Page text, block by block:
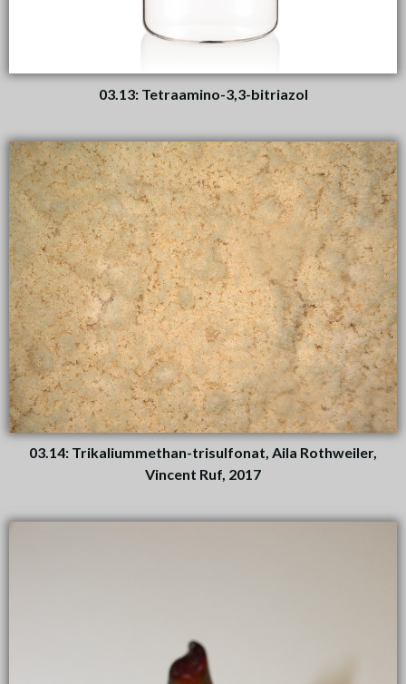
03.13: Tetraamino-3,3-bitriazol
03.14: Trikaliummethan-trisulfonat, Aila Rothweiler,
Vincent Ruf, 2017